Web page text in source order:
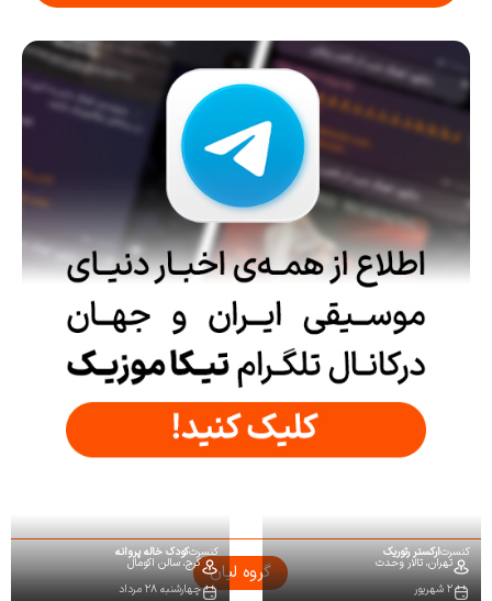
گروه لیان
کنسرتارکستر رتوریک
تهران، تالار وحدت
۲ شهریور
کنسرتکودک خاله پروانه
کرج،سالن اکومال
چهارشنبه ۲۸ مرداد